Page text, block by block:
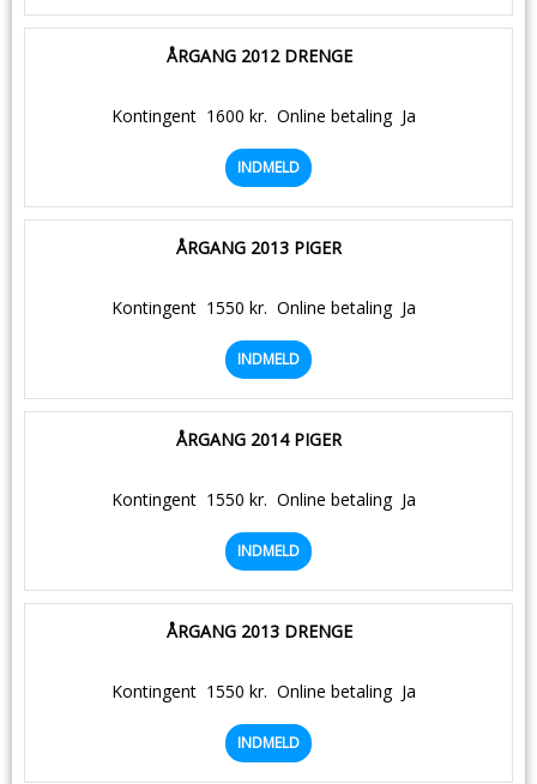
ÅRGANG 2012 DRENGE
Kontingent 1600 kr. Online betaling Ja
INDMELD
ÅRGANG 2013 PIGER
Kontingent 1550 kr. Online betaling Ja
INDMELD
ÅRGANG 2014 PIGER
Kontingent 1550 kr. Online betaling Ja
INDMELD
ÅRGANG 2013 DRENGE
Kontingent 1550 kr. Online betaling Ja
INDMELD